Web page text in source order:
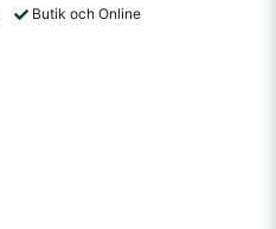
Butik och Online